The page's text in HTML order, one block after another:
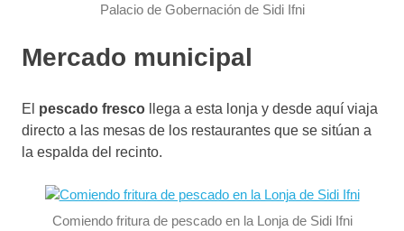
Palacio de Gobernación de Sidi Ifni
Mercado municipal
El pescado fresco llega a esta lonja y desde aquí viaja
directo a las mesas de los restaurantes que se sitúan a
la espalda del recinto.
Comiendo fritura de pescado en la Lonja de Sidi Ifni